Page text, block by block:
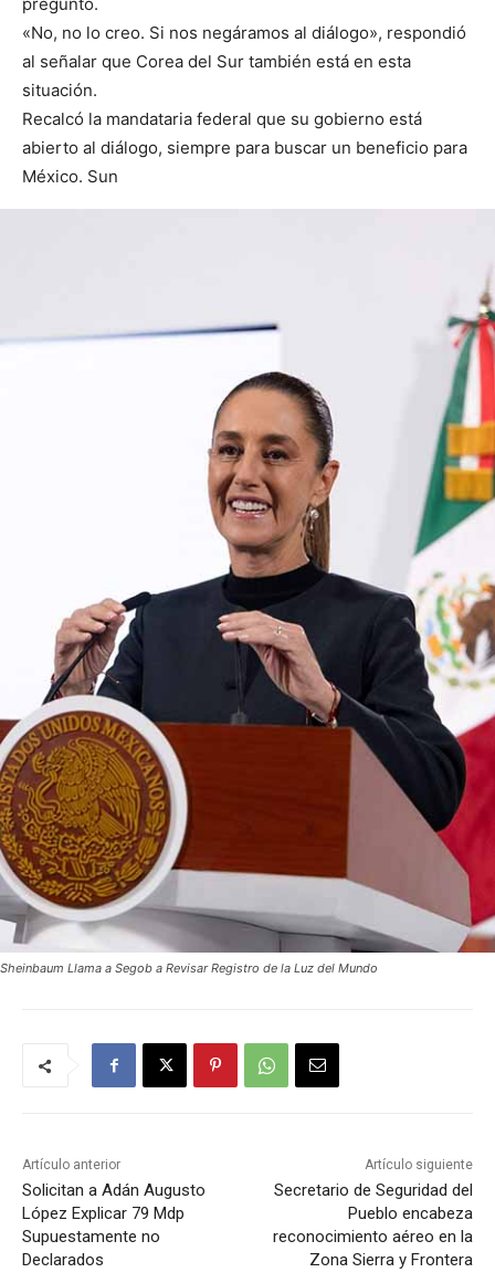
«No, no lo creo. Si nos negáramos al diálogo», respondió
al señalar que Corea del Sur también está en esta
situación.
Recalcó la mandataria federal que su gobierno está
abierto al diálogo, siempre para buscar un beneficio para
México. Sun
Sheinbaum Llama a Segob a Revisar Registro de la Luz del Mundo
Artículo anterior
Solicitan a Adán Augusto
López Explicar 79 Mdp
Supuestamente no
Declarados
Artículo siguiente
Secretario de Seguridad del
Pueblo encabeza
reconocimiento aéreo en la
Zona Sierra y Frontera